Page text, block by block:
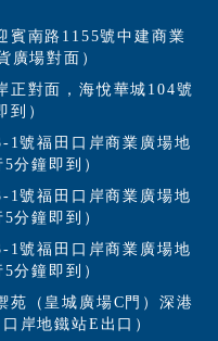
賓南路1155號中建商業
廣場對面）
正對面，海悅華城104號
到）
1號福田口岸商業廣場地
分鐘即到）
1號福田口岸商業廣場地
分鐘即到）
1號福田口岸商業廣場地
分鐘即到）
苑（皇城廣場C門）深港
岸地鐵站E出口）